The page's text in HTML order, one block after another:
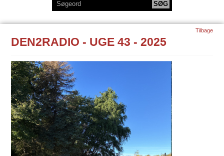
DEN2RADIO - UGE 43 - 2025
Tilbage